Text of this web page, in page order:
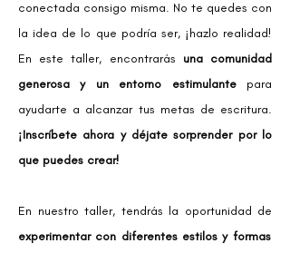
conectada consigo misma. No te quedes con
la idea de lo que podría ser, ¡hazlo realidad!
En este taller, encontrarás una comunidad
generosa y un entorno estimulante para
ayudarte a alcanzar tus metas de escritura.
¡Inscríbete ahora y déjate sorprender por lo
que puedes crear!
En nuestro taller, tendrás la oportunidad de
experimentar con diferentes estilos y formas